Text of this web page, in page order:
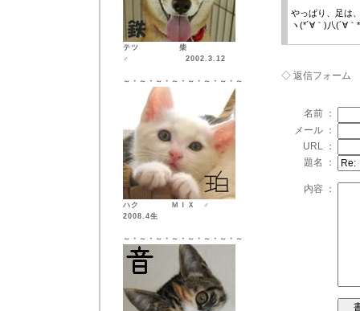
テツ 柴
♂ 2002.3.12
～・～・～・～・～・～・～・～
ハク ＭＩＸ ♂
2008.4生
～・～・～・～・～・～・～・～
やっぱり、足は
ヽ(*´∀｀)八(´∀｀
◇ 返信フォーム
名前 ：
メール ：
URL ：
題名 ：
内容 ：